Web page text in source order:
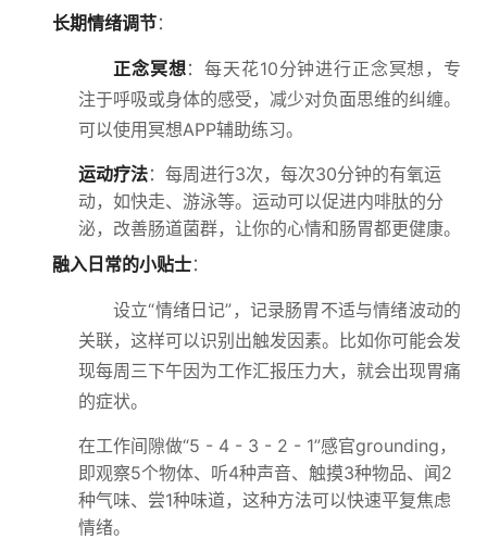
长期情绪调节：
正念冥想：每天花10分钟进行正念冥想，专
注于呼吸或身体的感受，减少对负面思维的纠缠。
可以使用冥想APP辅助练习。
运动疗法：每周进行3次，每次30分钟的有氧运
动，如快走、游泳等。运动可以促进内啡肽的分
泌，改善肠道菌群，让你的心情和肠胃都更健康。
融入日常的小贴士：
设立“情绪日记”，记录肠胃不适与情绪波动的
关联，这样可以识别出触发因素。比如你可能会发
现每周三下午因为工作汇报压力大，就会出现胃痛
的症状。
在工作间隙做“5 - 4 - 3 - 2 - 1”感官grounding，
即观察5个物体、听4种声音、触摸3种物品、闻2
种气味、尝1种味道，这种方法可以快速平复焦虑
情绪。